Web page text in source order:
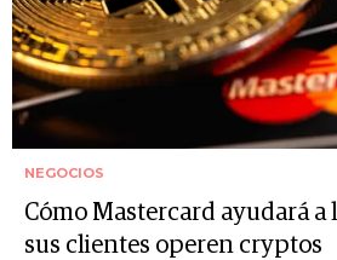
NEGOCIOS
Cómo Mastercard ayudará a
sus clientes operen cryptos